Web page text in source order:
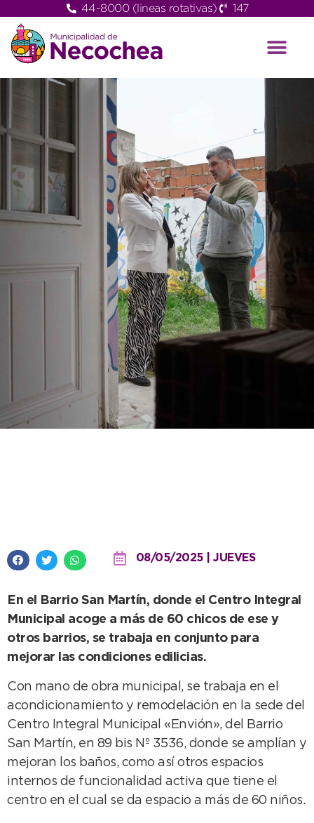
44-8000 (lineas rotativas) 147
08/05/2025 | JUEVES
En el Barrio San Martín, donde el Centro Integral
Municipal acoge a más de 60 chicos de ese y
otros barrios, se trabaja en conjunto para
mejorar las condiciones edilicias.
Con mano de obra municipal, se trabaja en el
acondicionamiento y remodelación en la sede del
Centro Integral Municipal «Envión», del Barrio
San Martín, en 89 bis Nº 3536, donde se amplían y
mejoran los baños, como así otros espacios
internos de funcionalidad activa que tiene el
centro en el cual se da espacio a más de 60 niños.